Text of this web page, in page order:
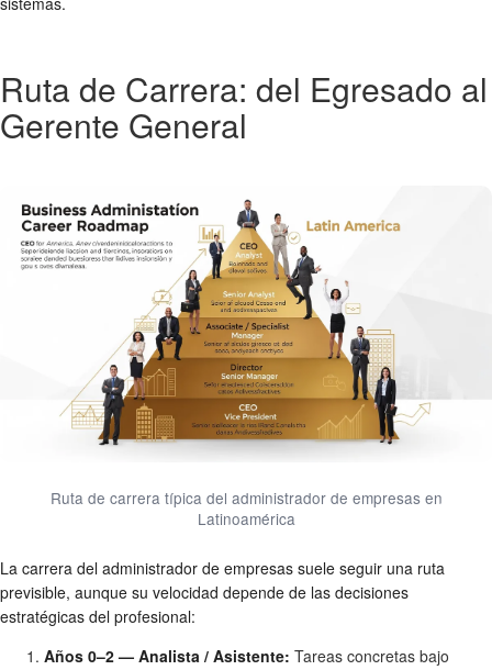
Ruta de Carrera: del Egresado al
Gerente General
Ruta de carrera típica del administrador de empresas en
Latinoamérica
La carrera del administrador de empresas suele seguir una ruta
previsible, aunque su velocidad depende de las decisiones
estratégicas del profesional:
Años 0–2 — Analista / Asistente: Tareas concretas bajo